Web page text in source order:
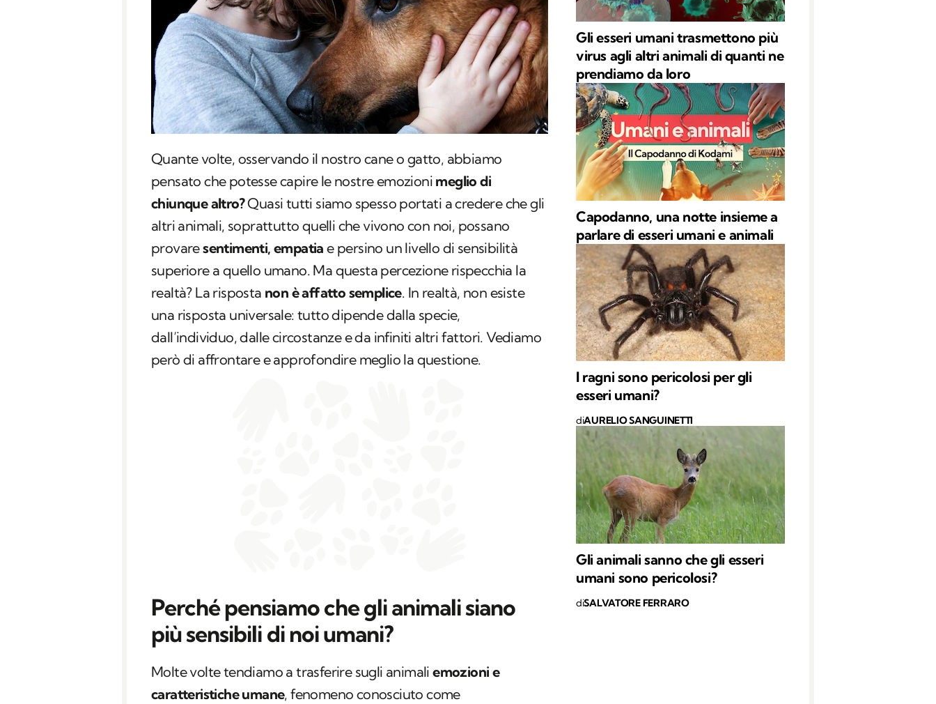
Quante volte, osservando il nostro cane o gatto, abbiamo
pensato che potesse capire le nostre emozioni meglio di
chiunque altro?Quasi tutti siamo spesso portati a credere che gli
altri animali, soprattutto quelli che vivono con noi, possano
provaresentimenti, empatia e persino un livello di sensibilità
superiore a quello umano. Ma questa percezione rispecchia la
realtà? La risposta non è affatto semplice. In realtà, non esiste
una risposta universale: tutto dipende dalla specie,
dall’individuo, dalle circostanze e da infiniti altri fattori. Vediamo
però di affrontare e approfondire meglio la questione.
Perché pensiamo che gli animali siano
più sensibili di noi umani?
Molte volte tendiamo a trasferire sugli animaliemozioni e
caratteristiche umane, fenomeno conosciuto come
Gli esseri umani trasmettono più
virus agli altri animali di quanti ne
prendiamo da loro
Capodanno, una notte insieme a
parlare di esseri umani e animali
I ragni sono pericolosi per gli
esseri umani?
diAURELIO SANGUINETTI
Gli animali sanno che gli esseri
umani sono pericolosi?
diSALVATORE FERRARO